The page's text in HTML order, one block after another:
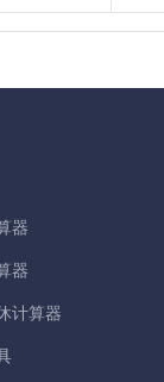
器
器
计算器